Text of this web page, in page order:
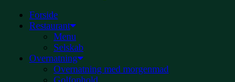
Forside
Restaurant
Menu
Selskab
Overnatning
Overnatning med morgenmad
Golfophold